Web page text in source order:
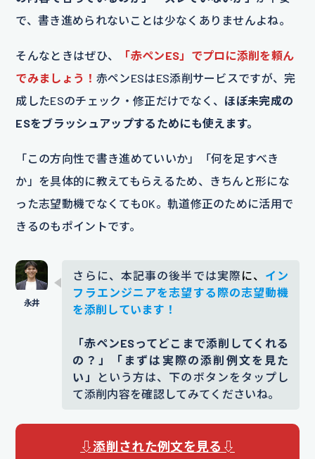
で、書き進められないことは少なくありませんよね。
そんなときはぜひ、
「赤ペンES」でプロに添削を頼ん
でみましょう！ 赤ペンESはES添削サービスですが、完
成したESのチェック・修正だけでなく、 ほぼ未完成の
ESをブラッシュアップするためにも使えます。
「この方向性で書き進めていいか」「何を足すべき
か」を具体的に教えてもらえるため、きちんと形にな
った志望動機でなくてもOK。軌道修正のために活用で
きるのもポイントです。
さらに、本記事の後半では実際 に、 イン
フラエンジニアを志望する際の志望動機
を添削しています！
「赤ペンESってどこまで添削してくれる
の？」「まずは実際の添削例文を見た
い」
という方は、下のボタンをタップし
て添削内容を確認してみてくださいね。
⇩添削された例文を見る⇩